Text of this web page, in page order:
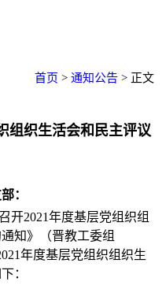
首页 > 通知公告 > 正文
组织生活会和民主评议
：
开2021年度基层党组织组
知》（晋教工委组
年度基层党组织组织生
：